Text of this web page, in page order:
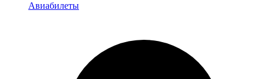
Авиабилеты